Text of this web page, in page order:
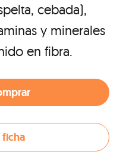
cebada),
y minerales
en fibra.